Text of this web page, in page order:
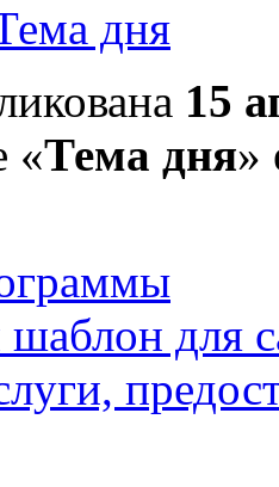
дня
15
«Тема дня»
для